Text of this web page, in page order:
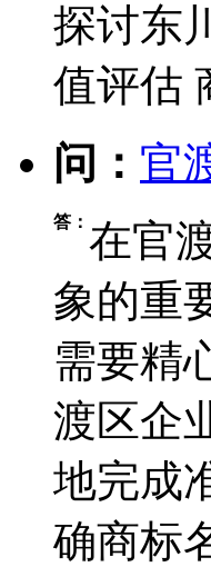
探讨东
值评估
问： 官
答： 在官
象的重
需要精
渡区企
地完成
确商标